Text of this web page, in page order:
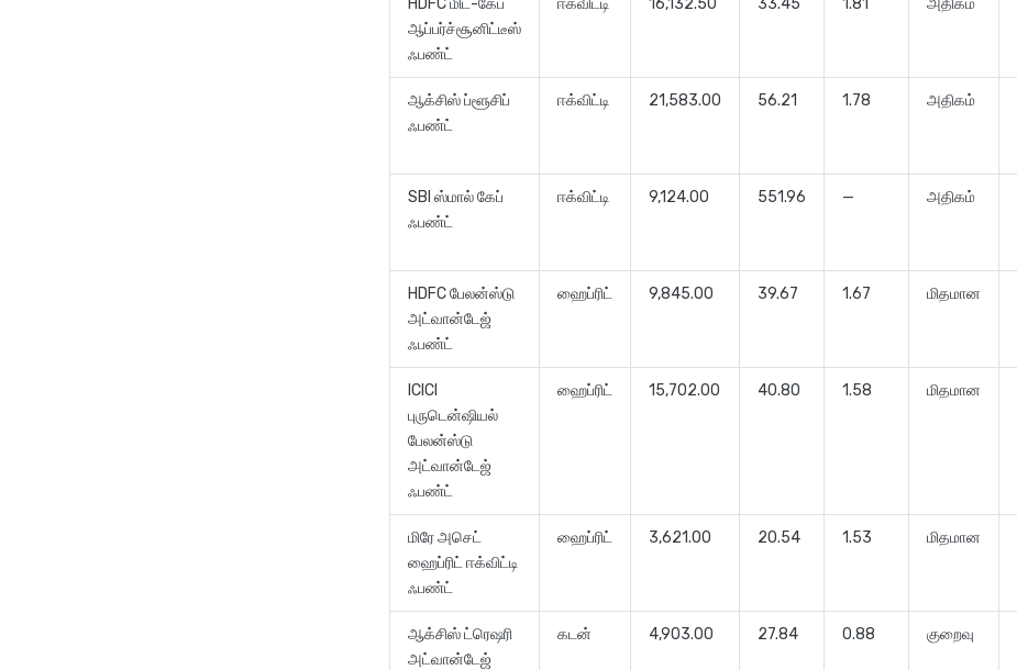
HDFC மிட்-கேப்
ஆப்பர்ச்சூனிட்டீஸ்
ஃபண்ட்
ஈக்விட்டி 16,132.50 33.45 1.81 அதிகம்
ஆக்சிஸ் ப்ளூசிப்
ஃபண்ட்
ஈக்விட்டி 21,583.00 56.21 1.78 அதிகம்
SBI ஸ்மால் கேப்
ஃபண்ட்
ஈக்விட்டி 9,124.00 551.96 — அதிகம்
HDFC பேலன்ஸ்டு
அட்வான்டேஜ்
ஃபண்ட்
ஹைப்ரிட் 9,845.00 39.67 1.67 மிதமான
ICICI
புருடென்ஷியல்
பேலன்ஸ்டு
அட்வான்டேஜ்
ஃபண்ட்
ஹைப்ரிட் 15,702.00 40.80 1.58 மிதமான
மிரே அசெட்
ஹைப்ரிட் ஈக்விட்டி
ஃபண்ட்
ஹைப்ரிட் 3,621.00 20.54 1.53 மிதமான
ஆக்சிஸ் ட்ரெஷரி
அட்வான்டேஜ்
கடன் 4,903.00 27.84 0.88 குறைவு